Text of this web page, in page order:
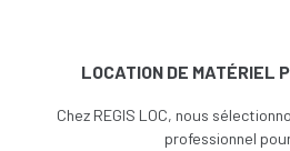
LOCATION DE MATÉRIEL
Chez REGIS LOC, nous
professionnel